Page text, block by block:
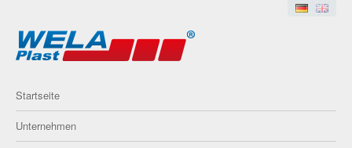
Startseite
Unternehmen